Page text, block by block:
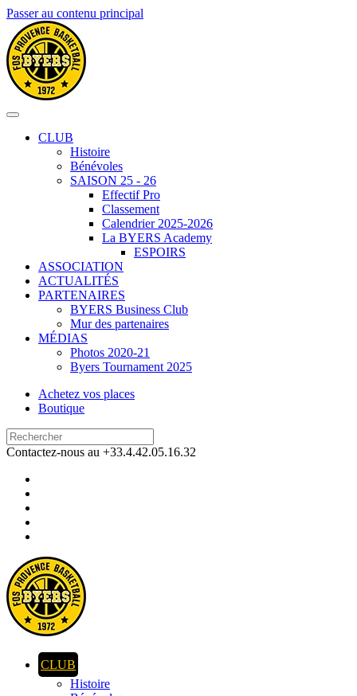
Passer au contenu principal
CLUB
Histoire
Bénévoles
SAISON 25 - 26
Effectif Pro
Classement
Calendrier 2025-2026
La BYERS Academy
ESPOIRS
ASSOCIATION
ACTUALITÉS
PARTENAIRES
BYERS Business Club
Mur des partenaires
MÉDIAS
Photos 2020-21
Byers Tournament 2025
Achetez vos places
Boutique
Contactez-nous au +33.4.42.05.16.32
CLUB
Histoire